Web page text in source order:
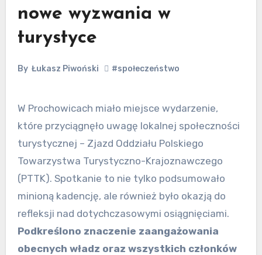
nowe wyzwania w
turystyce
By Łukasz Piwoński #społeczeństwo
W Prochowicach miało miejsce wydarzenie,
które przyciągnęło uwagę lokalnej społeczności
turystycznej – Zjazd Oddziału Polskiego
Towarzystwa Turystyczno-Krajoznawczego
(PTTK). Spotkanie to nie tylko podsumowało
minioną kadencję, ale również było okazją do
refleksji nad dotychczasowymi osiągnięciami.
Podkreślono znaczenie zaangażowania
obecnych władz oraz wszystkich członków